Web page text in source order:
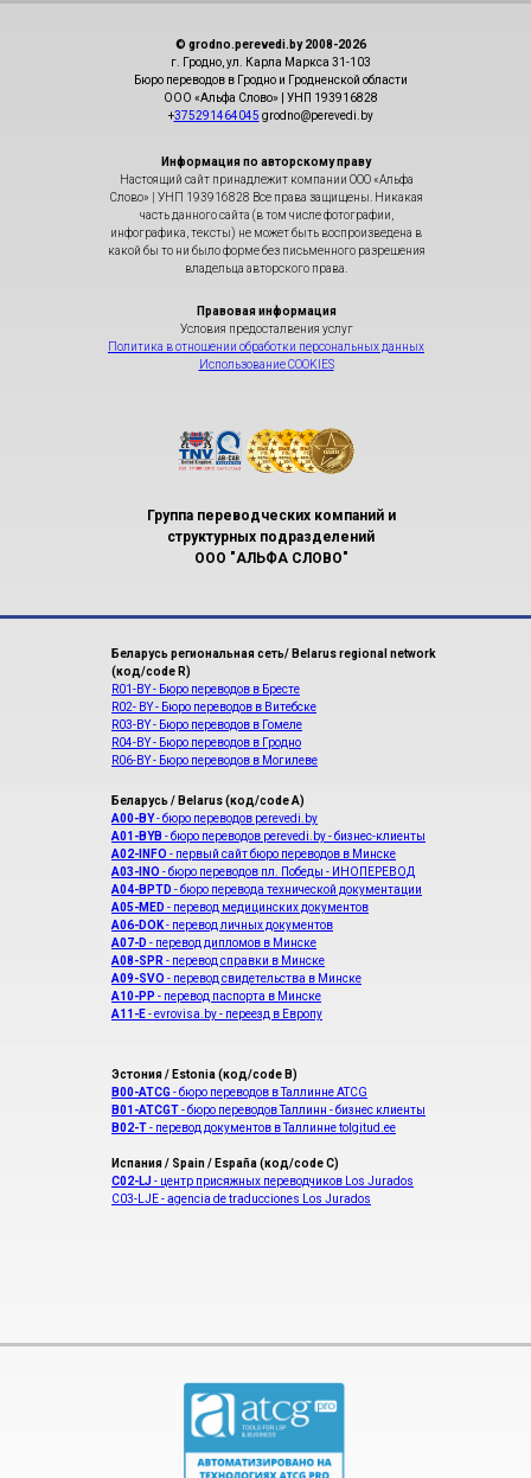
© grodno.perevedi.by 2008-2026
г. Гродно, ул. Карла Маркса 31-103
Бюро переводов в Гродно и Гродненской области
ООО «Альфа Слово» | УНП 193916828
+375291464045 grodno@perevedi.by
Информация по авторскому праву
Настоящий сайт принадлежит компании ООО «Альфа
Слово» | УНП 193916828 Все права защищены. Никакая
часть данного сайта (в том числе фотографии,
инфографика, тексты) не может быть воспроизведена в
какой бы то ни было форме без письменного разрешения
владельца авторского права.
Группа переводческих компаний и
структурных подразделений
ООО "АЛЬФА СЛОВО"
Беларусь / Belarus (код/code A)
A00-BY- бюро переводов perevedi.by
A01-BYB - бюро переводов perevedi.by - бизнес-клиенты
A02-INFO - первый сайт бюро переводов в Минске
A03-INO - бюро переводов пл. Победы - ИНОПЕРЕВОД
A04-BPTD - бюро перевода технической документации
A05-MED - перевод медицинских документов
A06-DOK- перевод личных документов
A07-D - перевод дипломов в Минске
A08-SPR - перевод справки в Минске
A09-SVO - перевод свидетельства в Минске
A10-PP - перевод паспорта в Минске
A11-E- evrovisa.by - переезд в Европу
Эстония / Estonia (код/code B)
B00-ATCG- бюро переводов в Таллинне ATCG
B01-ATCGT- бюро переводов Таллинн - бизнес клиенты
B02-T- перевод документов в Таллинне tolgitud.ee
Испания / Spain / España (код/code C)
С02-LJ- центр присяжных переводчиков Los Jurados
С03-LJE - agencia de traducciones Los Jurados
Правовая информация
Условия предосталвения услуг
Политика в отношении обработки персональных данных
Использование COOKIES
Беларусь региональная сеть/ Belarus regional network
(код/code R)
R01-BY - Бюро переводов в Бресте
R02- BY - Бюро переводов в Витебске
R03-BY - Бюро переводов в Гомеле
R04-BY - Бюро переводов в Гродно
R06-BY - Бюро переводов в Могилеве